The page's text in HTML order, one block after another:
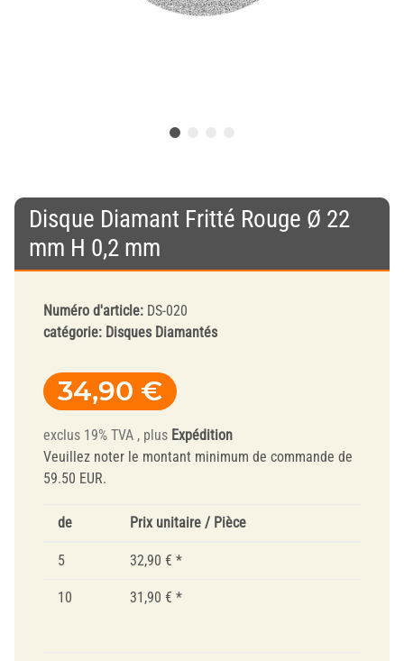
Disque Diamant Fritté Rouge Ø 22
mm H 0,2 mm
Numéro d'article: DS-020
catégorie: Disques Diamantés
34,90 €
exclus 19% TVA , plus Expédition
Veuillez noter le montant minimum de commande de
59.50 EUR.
de Prix unitaire / Pièce
5 32,90 € *
10 31,90 € *